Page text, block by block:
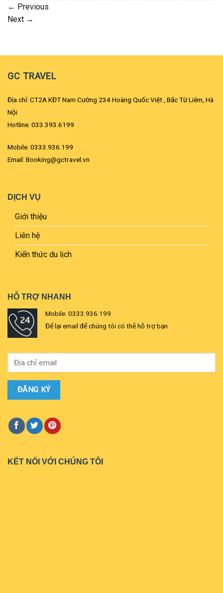
← Previous
Next →
GC TRAVEL
Địa chỉ: CT2A KĐT Nam Cường 234 Hoàng Quốc Việt , Bắc Từ Liêm, Hà
Nội
Hotline: 033.393.6199
Mobile: 0333.936.199
Email: Booking@gctravel.vn
DỊCH VỤ
Giới thiệu
Liên hệ
Kiến thức du lịch
HỖ TRỢ NHANH
Mobile: 0333.936.199
Để lại email để chúng tôi có thễ hỗ trợ bạn
KẾT NỐI VỚI CHÚNG TÔI